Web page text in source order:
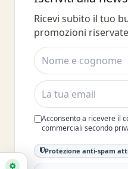
del 10%
Ricevi subito il tuo
promozioni
Acconsento a ricevere il
commerciali secondo
Protezione anti-spam